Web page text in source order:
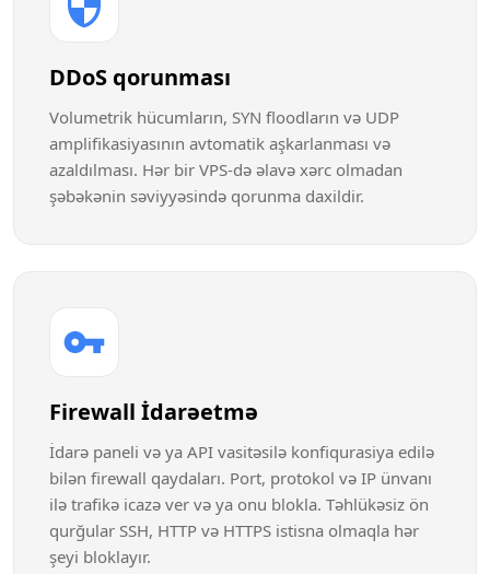
DDoS qorunması
Volumetrik hücumların, SYN floodların və UDP
amplifikasiyasının avtomatik aşkarlanması və
azaldılması. Hər bir VPS-də əlavə xərc olmadan
şəbəkənin səviyyəsində qorunma daxildir.
Firewall İdarəetmə
İdarə paneli və ya API vasitəsilə konfiqurasiya edilə
bilən firewall qaydaları. Port, protokol və IP ünvanı
ilə trafikə icazə ver və ya onu blokla. Təhlükəsiz ön
qurğular SSH, HTTP və HTTPS istisna olmaqla hər
şeyi bloklayır.